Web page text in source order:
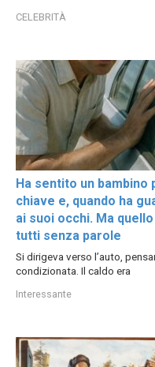
CELEBRITÀ
Ha sentito un bambino
chiave e, quando ha
ai suoi occhi. Ma
tutti senza parole
Si dirigeva verso l’auto,
condizionata. Il caldo era
Interessante